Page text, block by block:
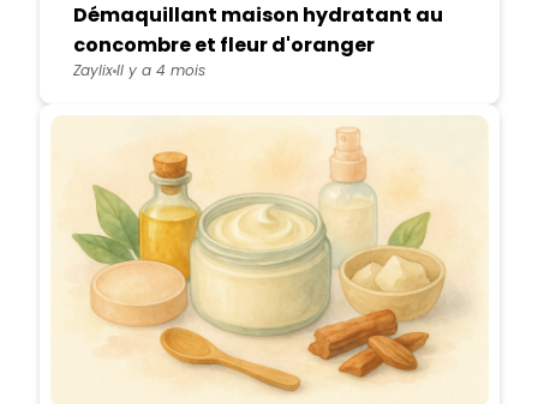
Démaquillant maison hydratant au
concombre et fleur d'oranger
ZaylixIl y a 4 mois